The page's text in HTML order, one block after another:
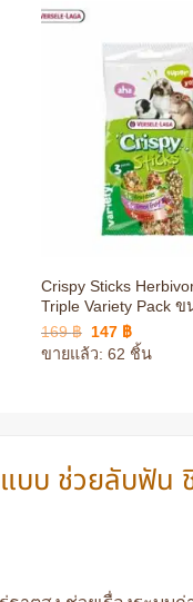
Crispy Sticks
Triple Variety Pack ข
รสรวม 3 รส ขนมสำหรับเเทะ
เล่นลับฟัน กระต่าย
169฿ Original
price
was:
147 ฿Current
price
is:
ขายแล้ว: 62 ชิ้น
บบ ช่วยลับฟัน